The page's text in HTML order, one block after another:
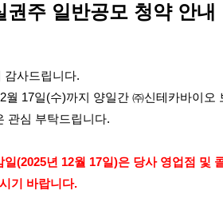
주 일반공모 청약 안내
감사드립니다.
월 17일(수)까지 양일간 ㈜신테카바이오
관심 부탁드립니다.
일(2025년 12월 17일)은 당사 영업점 및
기 바랍니다.